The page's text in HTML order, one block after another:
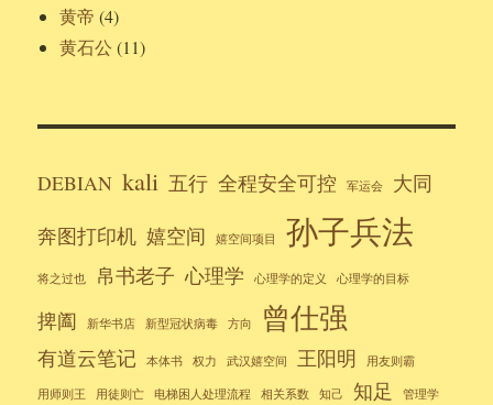
黄帝 (4)
黄石公 (11)
DEBIAN kali 五行 全程安全可控 军运会
大同
奔图打印机 嬉空间 嬉空间项目 孙子兵法
将之过也 帛书老子 心理学 心理学的定义 心理学的目标
捭阖 新华书店 新型冠状病毒 方向 曾仕强
有道云笔记 本体书 权力 武汉嬉空间 王阳明 用友则霸
用师则王 用徒则亡 电梯困人处理流程 相关系数 知己 知足 管理学